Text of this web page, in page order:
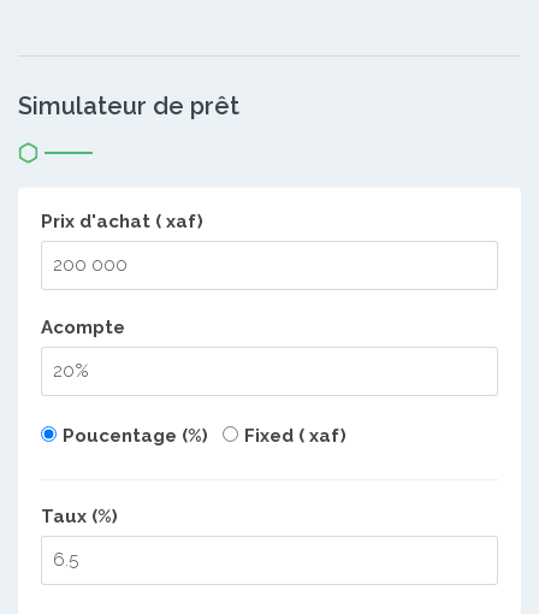
Simulateur de prêt
Prix d'achat ( xaf)
Acompte
Poucentage (%) Fixed ( xaf)
Taux (%)